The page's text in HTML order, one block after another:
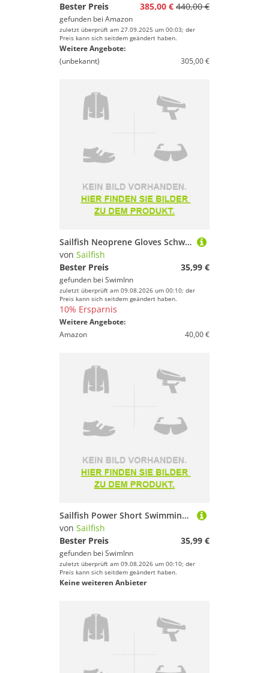
Bester Preis
385,00 € 440,00 €
gefunden bei Amazon
zuletzt überprüft am 27.09.2025 um 00:03; der
Preis kann sich seitdem geändert haben.
Weitere Angebote:
(unbekannt)
305,00 €
Sailfish Neoprene Gloves Schwarz L
von Sailfish
Bester Preis
35,99 €
gefunden bei SwimInn
zuletzt überprüft am 09.08.2026 um 00:10; der
Preis kann sich seitdem geändert haben.
10% Ersparnis
Weitere Angebote:
Amazon
40,00 €
Sailfish Power Short Swimming Boxer Schwarz XL Mann
von Sailfish
Bester Preis
35,99 €
gefunden bei SwimInn
zuletzt überprüft am 09.08.2026 um 00:10; der
Preis kann sich seitdem geändert haben.
Keine weiteren Anbieter